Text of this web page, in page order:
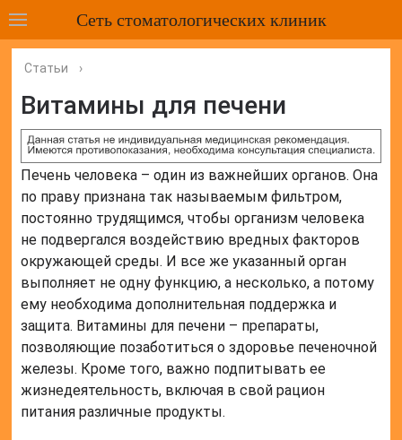
Сеть стоматологических клиник
Статьи ›
Витамины для печени
Печень человека – один из важнейших органов. Она
по праву признана так называемым фильтром,
постоянно трудящимся, чтобы организм человека
не подвергался воздействию вредных факторов
окружающей среды. И все же указанный орган
выполняет не одну функцию, а несколько, а потому
ему необходима дополнительная поддержка и
защита. Витамины для печени – препараты,
позволяющие позаботиться о здоровье печеночной
железы. Кроме того, важно подпитывать ее
жизнедеятельность, включая в свой рацион
питания различные продукты.